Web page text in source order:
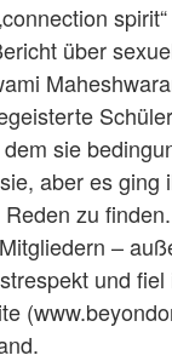
über
sie
aber es ging
zu
–
und